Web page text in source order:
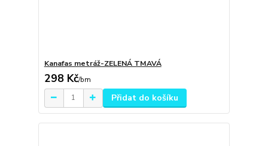
Kanafas metráž-ZELENÁ TMAVÁ
298 Kč/bm
Přidat do košíku